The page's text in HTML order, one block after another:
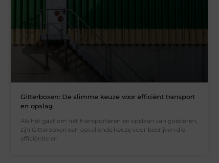
Gitterboxen: De slimme keuze voor efficiënt transport
en opslag
Als het gaat om het transporteren en opslaan van goederen,
zijn Gitterboxen een opvallende keuze voor bedrijven die
efficiëntie en